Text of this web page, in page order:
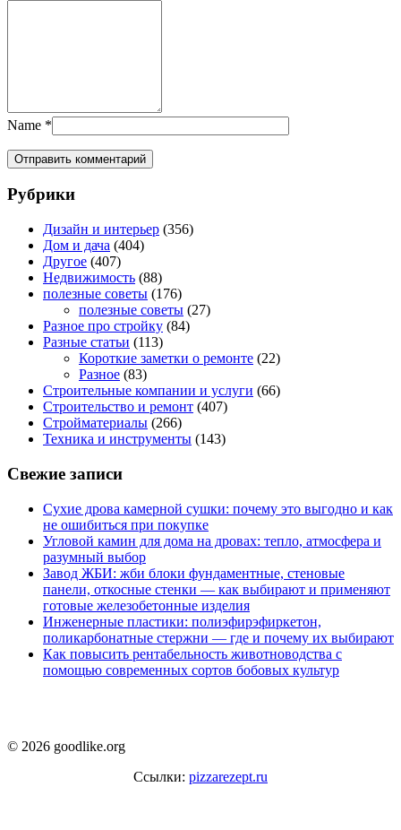
Name *
Рубрики
Дизайн и интерьер (356)
Дом и дача (404)
Другое (407)
Недвижимость (88)
полезные советы (176)
полезные советы (27)
Разное про стройку (84)
Разные статьи (113)
Короткие заметки о ремонте (22)
Разное (83)
Строительные компании и услуги (66)
Строительство и ремонт (407)
Стройматериалы (266)
Техника и инструменты (143)
Свежие записи
Сухие дрова камерной сушки: почему это выгодно и как
не ошибиться при покупке
Угловой камин для дома на дровах: тепло, атмосфера и
разумный выбор
Завод ЖБИ: жби блоки фундаментные, стеновые
панели, откосные стенки — как выбирают и применяют
готовые железобетонные изделия
Инженерные пластики: полиэфирэфиркетон,
поликарбонатные стержни — где и почему их выбирают
Как повысить рентабельность животноводства с
помощью современных сортов бобовых культур
© 2026 goodlike.org
Ссылки: pizzarezept.ru